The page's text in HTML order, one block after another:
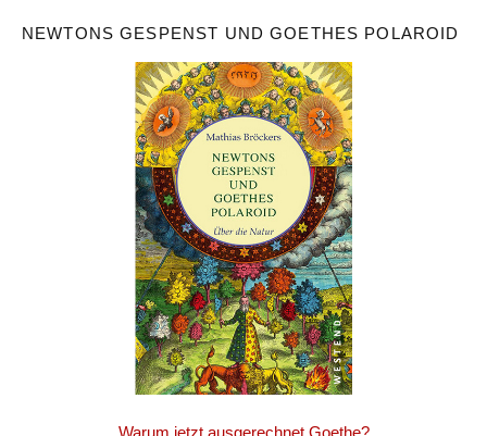
NEWTONS GESPENST UND GOETHES POLAROID
Warum jetzt ausgerechnet Goethe?